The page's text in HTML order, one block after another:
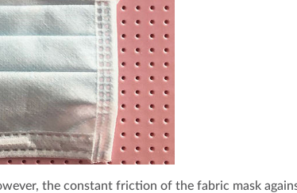
the constant friction of the fabric mask